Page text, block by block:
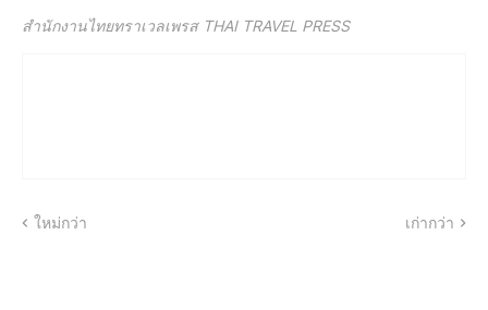
สำนักงานไทยทราเวลเพรส THAI TRAVEL PRESS
ใหม่กว่า เก่ากว่า